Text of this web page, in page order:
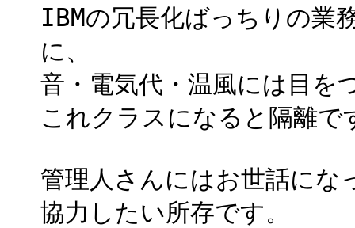
IBMの冗長化ばっちりの業
に、
音・電気代・温風には目を
これクラスになると隔離
管理人さんにはお世話に
協力したい所存です。